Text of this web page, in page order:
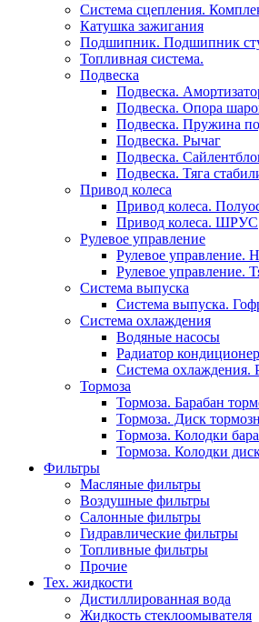
Система сцепления.
Катушка зажигания
Подшипник. Подшипник
Топливная система.
Подвеска
Подвеска.
Подвеска. Опора
Подвеска. Пружина
Подвеска. Рычаг
Подвеска.
Подвеска. Тяга
Привод колеса
Привод колеса.
Привод колеса. ШРУС
Рулевое управление
Рулевое управление.
Рулевое управление.
Система выпуска
Система выпуска.
Система охлаждения
Водяные насосы
Радиатор
Система охлаждения.
Тормоза
Тормоза. Барабан
Тормоза. Диск
Тормоза. Колодки
Тормоза. Колодки
Фильтры
Масляные фильтры
Воздушные фильтры
Салонные фильтры
Гидравлические фильтры
Топливные фильтры
Прочие
Тех. жидкости
Дистиллированная вода
Жидкость стеклоомывателя